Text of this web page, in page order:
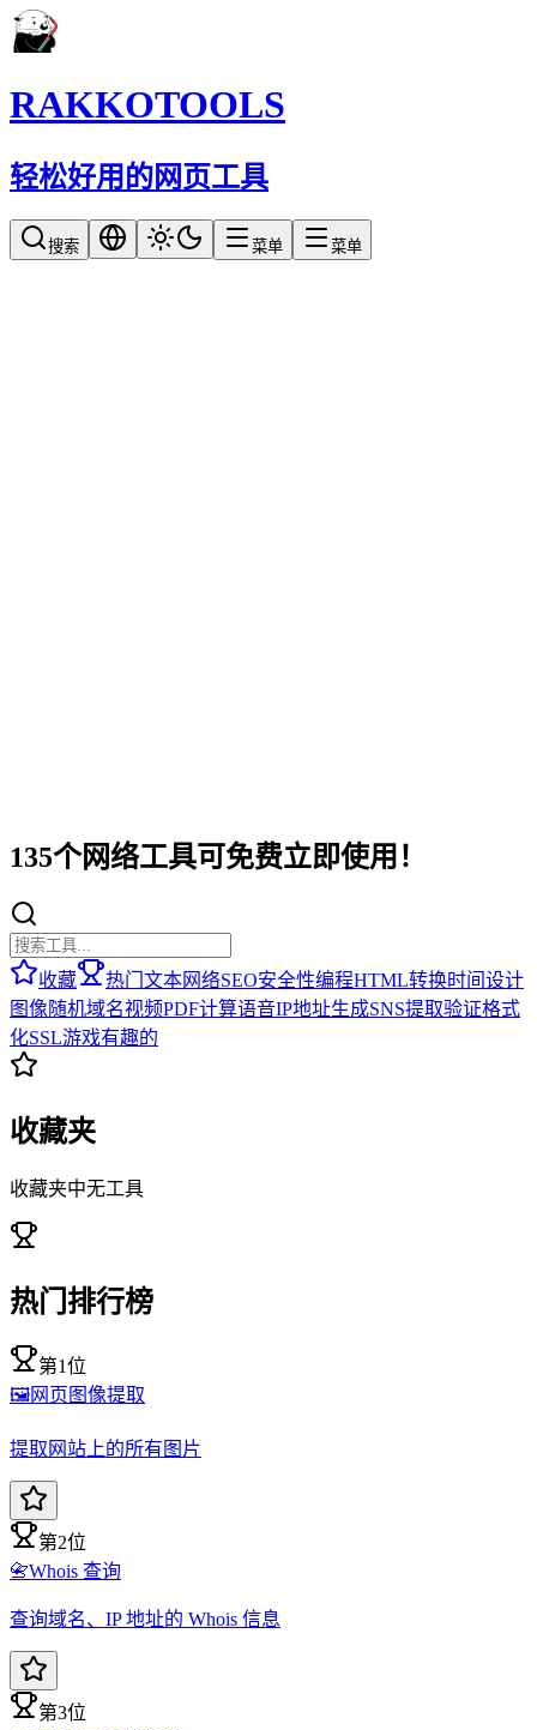
RAKKOTOOLS
轻松好用的网页工具
搜索 菜单 菜单
135个网络工具可免费立即使用！
收藏 热门 文本网络SEO安全性编程HTML转换时间设计
图像随机域名视频PDF计算语音IP地址生成SNS提取验证格式
化SSL游戏有趣的
收藏夹
收藏夹中无工具
热门排行榜
第1位
🖼️网页图像提取
提取网站上的所有图片
第2位
📇Whois 查询
查询域名、IP 地址的 Whois 信息
第3位